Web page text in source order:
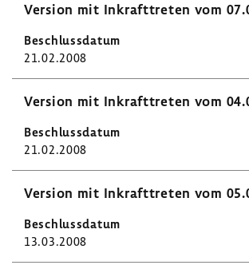
Version mit Inkraft­treten vom
21.02.2008
Version mit Inkraft­treten vom
21.02.2008
Version mit Inkraft­treten vom
13.03.2008